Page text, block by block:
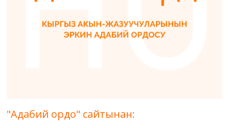
"Адабий ордо" сайтынан: